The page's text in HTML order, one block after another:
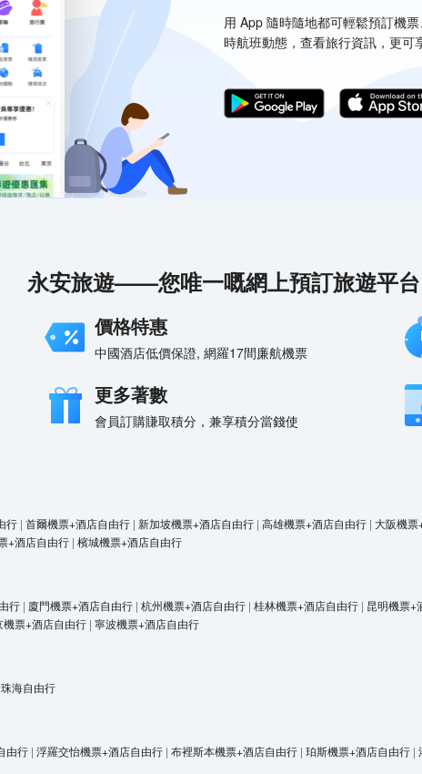
用 App 隨時隨地都可輕鬆預訂機
時航班動態，查看旅行資訊，更可
永安旅遊——您唯一嘅網上預訂旅遊平台
價格特惠
中國酒店低價保證, 網羅17間廉航機票
更多著數
會員訂購賺取積分，兼享積分當錢使
行 | 首爾機票+酒店自由行 | 新加坡機票+酒店自由行 | 高雄機票+酒店自由行 | 大阪機
+酒店自由行 | 檳城機票+酒店自由行
行 | 廈門機票+酒店自由行 | 杭州機票+酒店自由行 | 桂林機票+酒店自由行 | 昆明機票+
機票+酒店自由行 | 寧波機票+酒店自由行
珠海自由行
由行 | 浮羅交怡機票+酒店自由行 | 布裡斯本機票+酒店自由行 | 珀斯機票+酒店自由行 |